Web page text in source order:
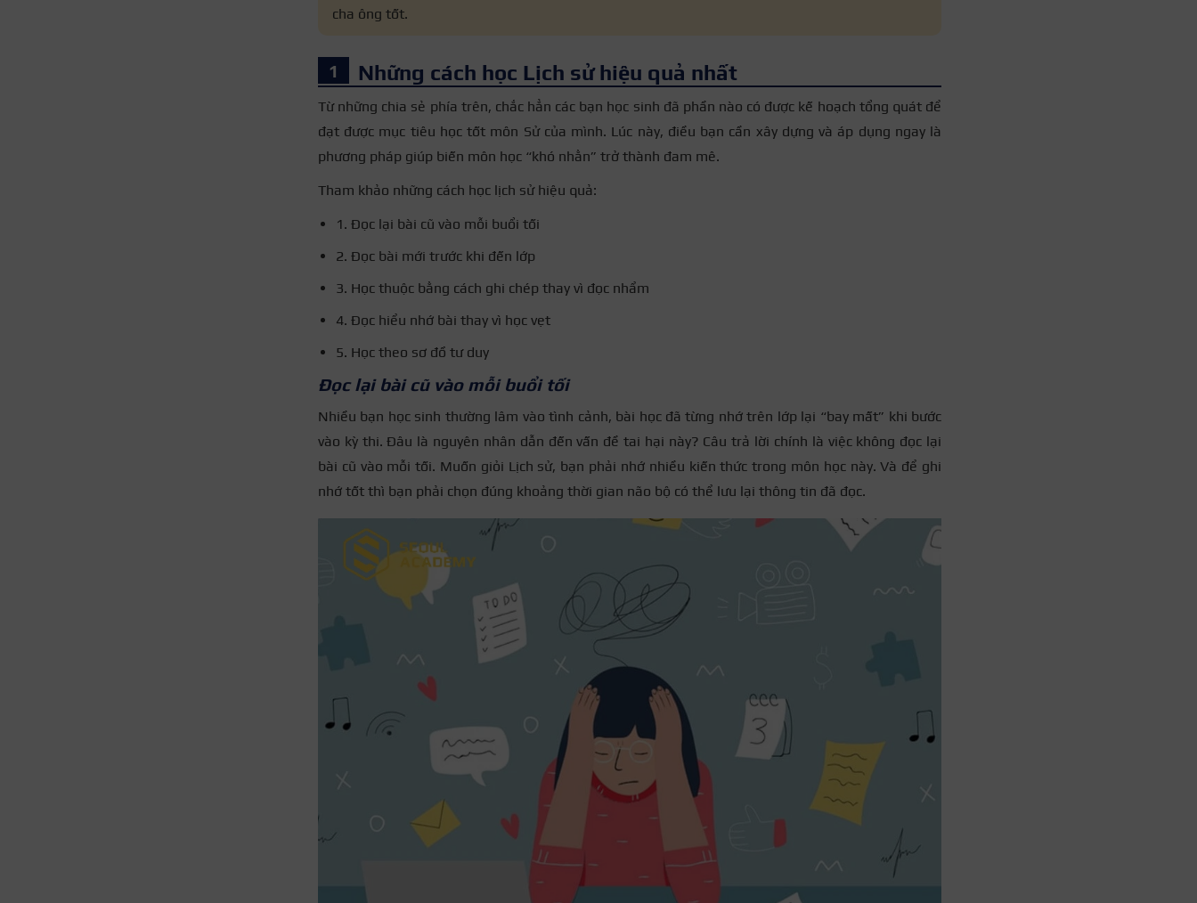
cha ông tốt.
Những cách học Lịch sử hiệu quả nhất
Từ những chia sẻ phía trên, chắc hẳn các bạn học sinh đã phần nào có được kế hoạch tổng quát để
đạt được mục tiêu học tốt môn Sử của mình. Lúc này, điều bạn cần xây dựng và áp dụng ngay là
phương pháp giúp biến môn học “khó nhằn” trở thành đam mê.
Tham khảo những cách học lịch sử hiệu quả:
1. Đọc lại bài cũ vào mỗi buổi tối
2. Đọc bài mới trước khi đến lớp
3. Học thuộc bằng cách ghi chép thay vì đọc nhẩm
4. Đọc hiểu nhớ bài thay vì học vẹt
5. Học theo sơ đồ tư duy
Đọc lại bài cũ vào mỗi buổi tối
Nhiều bạn học sinh thường lâm vào tình cảnh, bài học đã từng nhớ trên lớp lại “bay mất” khi bước
vào kỳ thi. Đâu là nguyên nhân dẫn đến vấn đề tai hại này? Câu trả lời chính là việc không đọc lại
bài cũ vào mỗi tối. Muốn giỏi Lịch sử, bạn phải nhớ nhiều kiến thức trong môn học này. Và để ghi
nhớ tốt thì bạn phải chọn đúng khoảng thời gian não bộ có thể lưu lại thông tin đã đọc.